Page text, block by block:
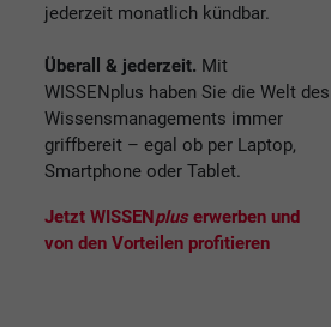
jederzeit monatlich kündbar.
Überall & jederzeit. Mit
WISSENplus haben Sie die Welt des
Wissensmanagements immer
griffbereit – egal ob per Laptop,
Smartphone oder Tablet.
Jetzt WISSENplus erwerben und
von den Vorteilen profitieren